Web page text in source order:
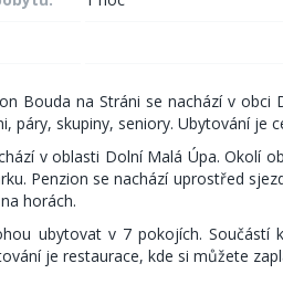
Bouda na Stráni se nachází v
páry, skupiny, seniory. Ubytování je
v oblasti Dolní Malá Úpa. Okolí
Penzion se nachází uprostřed
horách.
ubytovat v 7 pokojích. Součástí
je restaurace, kde si můžete